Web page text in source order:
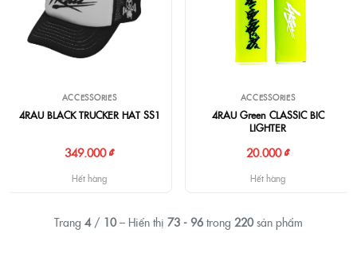
ACCESSORIES
4RAU BLACK TRUCKER HAT SS1
349.000 ₫
Hết hàng
ACCESSORIES
4RAU Green CLASSIC BIC
LIGHTER
20.000 ₫
Hết hàng
Trang 4/ 10– Hiển thị 73 - 96 trong 220sản phẩm